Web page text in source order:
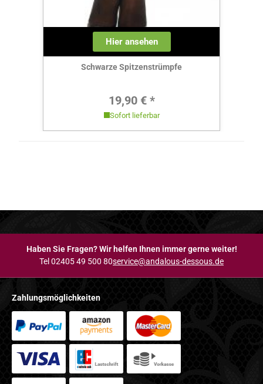
Hier ansehen
Schwarze Spitzenstrümpfe
Regulärer Preis:
19,90 € *
Sofort lieferbar
Haben Sie Fragen? Wir helfen Ihnen immer gerne weiter!
Tel 02405 49 500 80service@andalous-dessous.de
Zahlungsmöglichkeiten